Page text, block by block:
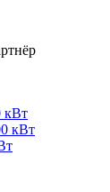
кВт
кВт